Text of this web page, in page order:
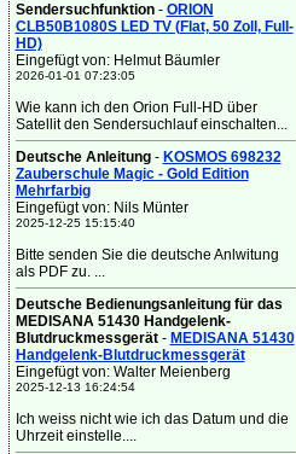
Sendersuchfunktion- ORION
CLB50B1080S LED TV (Flat, 50 Zoll, Full-
HD)
Eingefügt von: Helmut Bäumler
2026-01-01 07:23:05
Wie kann ich den Orion Full-HD über
Satellit den Sendersuchlauf einschalten...
Deutsche Anleitung- KOSMOS 698232
Zauberschule Magic - Gold Edition
Mehrfarbig
Eingefügt von: Nils Münter
2025-12-25 15:15:40
Bitte senden Sie die deutsche Anlwitung
als PDF zu. ...
Deutsche Bedienungsanleitung für das
MEDISANA 51430 Handgelenk-
Blutdruckmessgerät- MEDISANA 51430
Handgelenk-Blutdruckmessgerät
Eingefügt von: Walter Meienberg
2025-12-13 16:24:54
Ich weiss nicht wie ich das Datum und die
Uhrzeit einstelle....